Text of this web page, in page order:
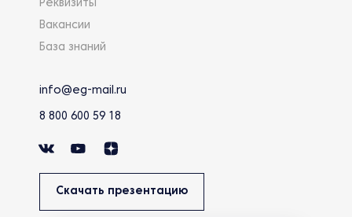
Реквизиты
Вакансии
База знаний
info@eg-mail.ru
8 800 600 59 18
Скачать презентацию